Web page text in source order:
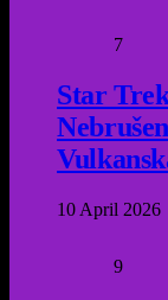
7
Star
10 April 2026
9